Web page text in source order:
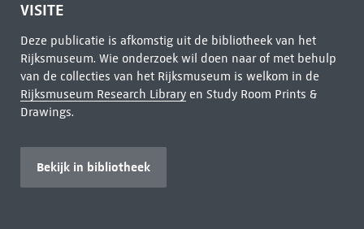
VISITE
Deze publicatie is afkomstig uit de bibliotheek van het
Rijksmuseum. Wie onderzoek wil doen naar of met behulp
van de collecties van het Rijksmuseum is welkom in de
Rijksmuseum Research Libraryen Study Room Prints &
Drawings.
Bekijk in bibliotheek